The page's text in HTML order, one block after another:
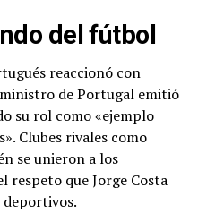
del fútbol
reaccionó con
de Portugal emitió
su rol como «ejemplo
Clubes rivales como
se unieron a los
respeto que Jorge Costa
deportivos.